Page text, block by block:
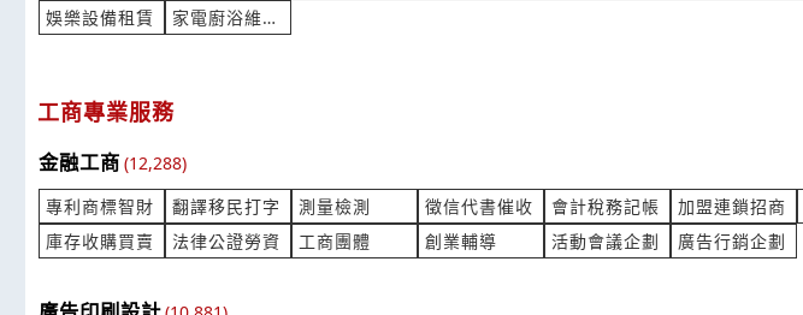
我想詢問彈筒式電熱管
時間:08/05 14:39
太平洋IV線14mm
產業:電子電工製造代理
來自:子OO動OO業O 詢價
***123480@yahoo.com.tw
詢價 PE平口袋
產業:塑料塗料橡膠
來自:春OO業OO公O 詢價
娛樂設備租賃
家電廚浴維修買賣
工商專業服務
金融工商 (12,288)
專利商標智財
翻譯移民打字 測量檢測 徵信代書催收 會計稅務記帳 加盟連鎖招商
庫存收購買賣
法律公證勞資 工商團體 創業輔導 活動會議企劃 廣告行銷企劃